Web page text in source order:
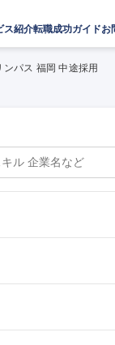
ス紹介転職成功ガイドお
ンパス 福岡 中途採用